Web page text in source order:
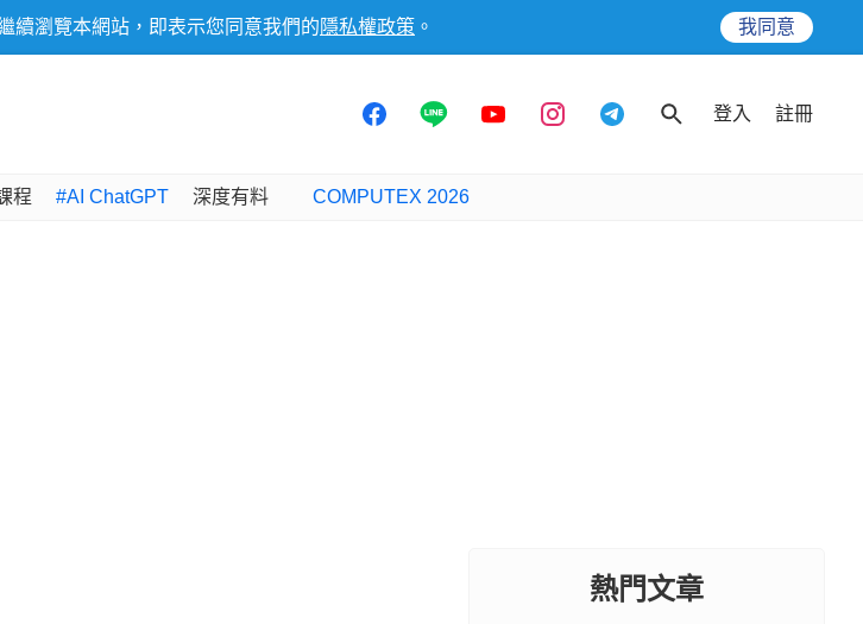
續瀏覽本網站，即表示您同意我們的 隱私權政策 。 我同意
登入 註冊
程 #AI ChatGPT 深度有料 COMPUTEX 2026
熱門文章